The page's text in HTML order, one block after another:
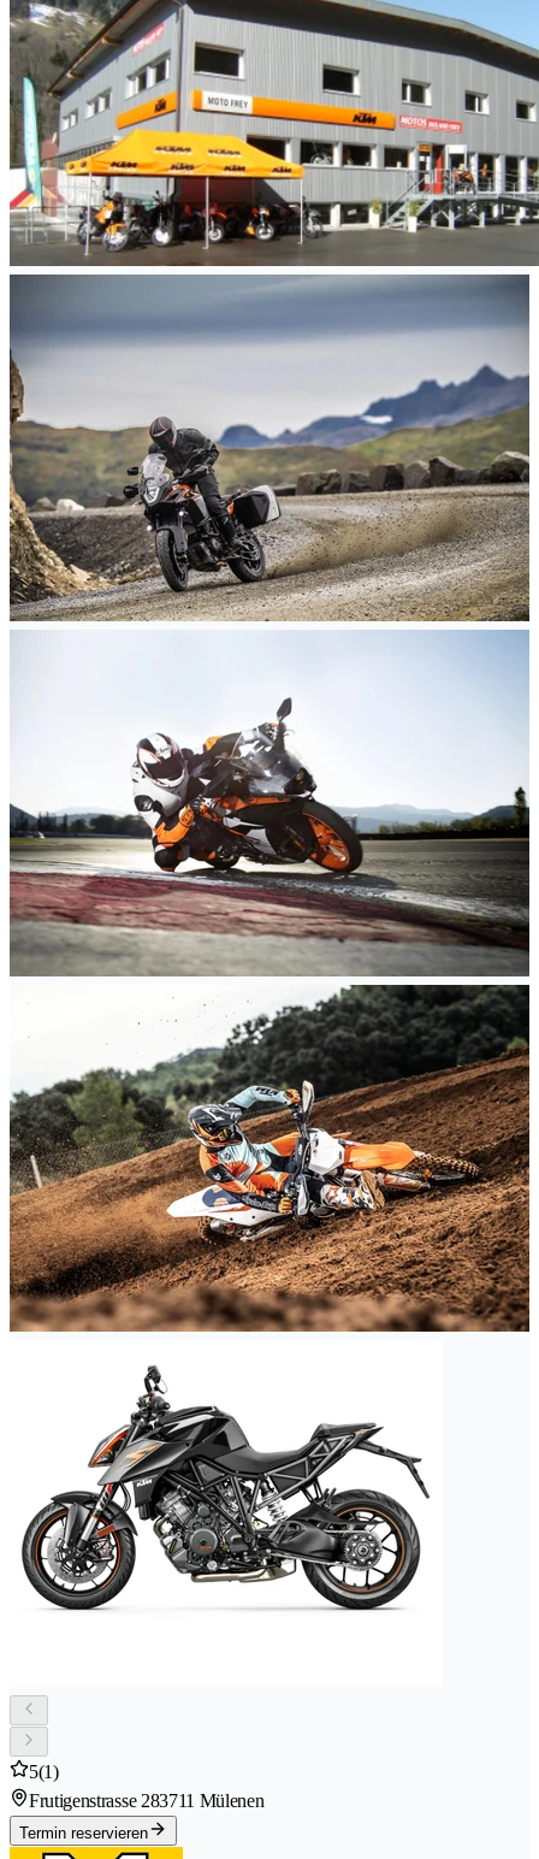
5(1)
Frutigenstrasse 283711 Mülenen
Termin reservieren